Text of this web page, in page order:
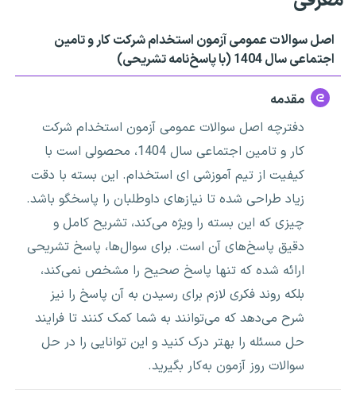
اصل سوالات عمومی آزمون استخدام شرکت کار و تامین
اجتماعی سال 1404 (با پاسخ‌نامه تشریحی)
مقدمه
دفترچه اصل سوالات عمومی آزمون استخدام شرکت
کار و تامین اجتماعی سال 1404، محصولی است با
کیفیت از تیم آموزشی ای استخدام. این بسته با دقت
زیاد طراحی شده تا نیازهای داوطلبان را پاسخگو باشد.
چیزی که این بسته را ویژه می‌کند، تشریح کامل و
دقیق پاسخ‌های آن است. برای سوال‌ها، پاسخ تشریحی
ارائه شده که تنها پاسخ صحیح را مشخص نمی‌کند،
بلکه روند فکری لازم برای رسیدن به آن پاسخ را نیز
شرح می‌دهد که می‌توانند به شما کمک کنند تا فرایند
حل مسئله را بهتر درک کنید و این توانایی را در حل
سوالات روز آزمون به‌کار بگیرید.